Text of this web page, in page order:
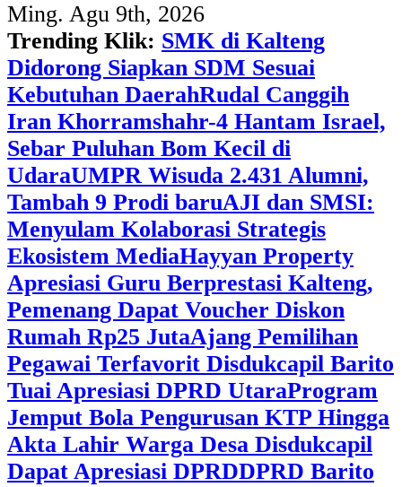
Ming. Agu 9th, 2026
Trending Klik: SMK di Kalteng
Didorong Siapkan SDM Sesuai
Kebutuhan DaerahRudal Canggih
Iran Khorramshahr-4 Hantam Israel,
Sebar Puluhan Bom Kecil di
UdaraUMPR Wisuda 2.431 Alumni,
Tambah 9 Prodi baruAJI dan SMSI:
Menyulam Kolaborasi Strategis
Ekosistem MediaHayyan Property
Apresiasi Guru Berprestasi Kalteng,
Pemenang Dapat Voucher Diskon
Rumah Rp25 JutaAjang Pemilihan
Pegawai Terfavorit Disdukcapil Barito
Tuai Apresiasi DPRD UtaraProgram
Jemput Bola Pengurusan KTP Hingga
Akta Lahir Warga Desa Disdukcapil
Dapat Apresiasi DPRDDPRD Barito